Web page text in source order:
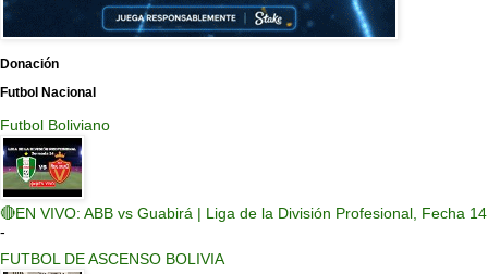
Donación
Futbol Nacional
Futbol Boliviano
🔴EN VIVO: ABB vs Guabirá | Liga de la División Profesional, Fecha 14
-
FUTBOL DE ASCENSO BOLIVIA